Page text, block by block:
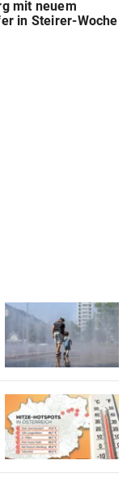
mit neuem
in Steirer-Woche